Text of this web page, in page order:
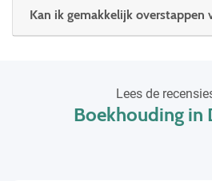
Kan ik gemakkelijk overstappen
Lees de
Boekhouding in